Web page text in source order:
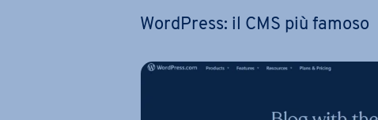
WordPress: il CMS più famoso